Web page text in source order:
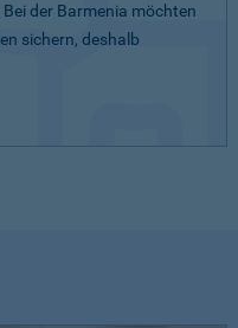
der Barmenia möchten
sichern, deshalb